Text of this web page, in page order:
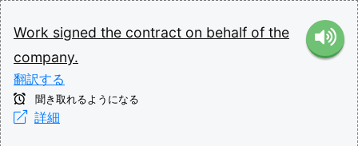
Work signed the contract on behalf of the
company.
翻訳する
聞き取れるようになる
詳細